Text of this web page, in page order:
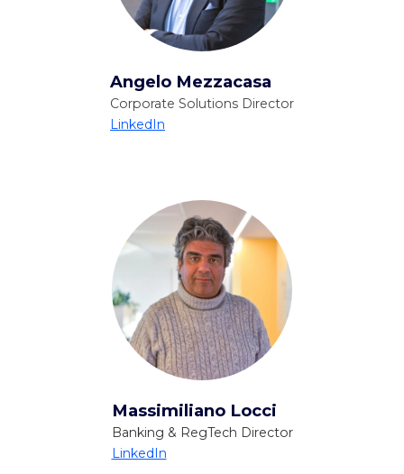
Angelo Mezzacasa
Corporate Solutions Director
LinkedIn
Massimiliano Locci
Banking & RegTech Director
LinkedIn